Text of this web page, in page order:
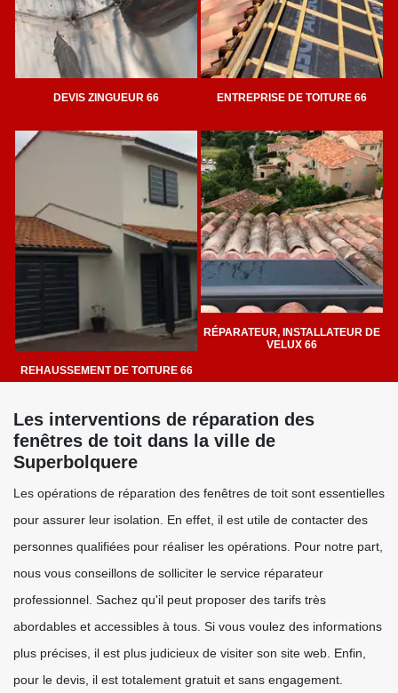
DEVIS ZINGUEUR 66 ENTREPRISE DE TOITURE 66
REHAUSSEMENT DE TOITURE 66
RÉPARATEUR, INSTALLATEUR DE
VELUX 66
Les interventions de réparation des
fenêtres de toit dans la ville de
Superbolquere
Les opérations de réparation des fenêtres de toit sont essentielles
pour assurer leur isolation. En effet, il est utile de contacter des
personnes qualifiées pour réaliser les opérations. Pour notre part,
nous vous conseillons de solliciter le service réparateur
professionnel. Sachez qu'il peut proposer des tarifs très
abordables et accessibles à tous. Si vous voulez des informations
plus précises, il est plus judicieux de visiter son site web. Enfin,
pour le devis, il est totalement gratuit et sans engagement.